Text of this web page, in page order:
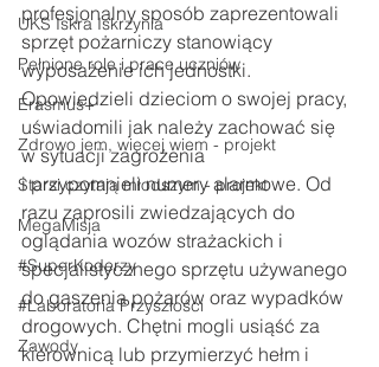
UKS Iskra Iskrzynia
Pełnione role i prace uczniów
Erasmus+
Zdrowo jem, więcej wiem - projekt
Starsi czytają młodszym - projekt
MegaMisja
#SuperKoderzy
#Laboratoria Przyszłości
Zawody
profesjonalny sposób zaprezentowali
sprzęt pożarniczy stanowiący
wyposażenie ich jednostki.
Opowiedzieli dzieciom o swojej pracy,
uświadomili jak należy zachować się
w sytuacji zagrożenia
i przypomnieli numery alarmowe. Od
razu zaprosili zwiedzających do
oglądania wozów strażackich i
specjalistycznego sprzętu używanego
do gaszenia pożarów oraz wypadków
drogowych. Chętni mogli usiąść za
kierownicą lub przymierzyć hełm i